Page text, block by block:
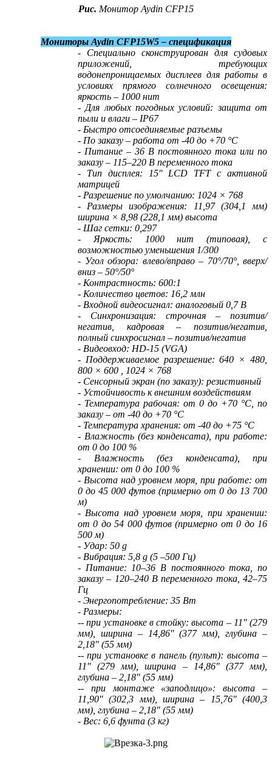
Рис. Монитор Aydin CFP15
Мониторы Aydin CFP15W5 – спецификация
- Специально сконструирован для судовых
приложений, требующих
водонепроницаемых дисплеев для работы в
условиях прямого солнечного освещения:
яркость – 1000 нит
- Для любых погодных условий: защита от
пыли и влаги – IP67
- Быстро отсоединяемые разъемы
- По заказу – работа от -40 до +70 °С
- Питание – 36 В постоянного тока или по
заказу – 115–220 В переменного тока
- Тип дисплея: 15″ LCD TFT с активной
матрицей
- Разрешение по умолчанию: 1024 × 768
- Размеры изображения: 11,97 (304,1 мм)
ширина × 8,98 (228,1 мм) высота
- Шаг сетки: 0,297
- Яркость: 1000 нит (типовая), с
возможностью уменьшения 1/300
- Угол обзора: влево/вправо – 70°/70°, вверх/
вниз – 50°/50°
- Контрастность: 600:1
- Количество цветов: 16,2 млн
- Входной видеосигнал: аналоговый 0,7 В
- Синхронизация: строчная – позитив/
негатив, кадровая – позитив/негатив,
полный синхросигнал – позитив/негатив
- Видеовход: HD-15 (VGA)
- Поддерживаемое разрешение: 640 × 480,
800 × 600 , 1024 × 768
- Сенсорный экран (по заказу): резистивный
- Устойчивость к внешним воздействиям
- Температура рабочая: от 0 до +70 °С, по
заказу – от -40 до +70 °С
- Температура хранения: от -40 до +75 °C
- Влажность (без конденсата), при работе:
от 0 до 100 %
- Влажность (без конденсата), при
хранении: от 0 до 100 %
- Высота над уровнем моря, при работе: от
0 до 45 000 футов (примерно от 0 до 13 700
м)
- Высота над уровнем моря, при хранении:
от 0 до 54 000 футов (примерно от 0 до 16
500 м)
- Удар: 50 g
- Вибрация: 5,8 g (5 –500 Гц)
- Питание: 10–36 В постоянного тока, по
заказу – 120–240 В переменного тока, 42–75
Гц
- Энергопотребление: 35 Вт
- Размеры:
-- при установке в стойку: высота – 11″ (279
мм), ширина – 14,86″ (377 мм), глубина –
2,18″ (55 мм)
-- при установке в панель (пульт): высота –
11″ (279 мм), ширина – 14,86″ (377 мм),
глубина – 2,18″ (55 мм)
-- при монтаже «заподлицо»: высота –
11,90″ (302,3 мм), ширина – 15,76″ (400,3
мм), глубина – 2,18″ (55 мм)
- Вес: 6,6 фунта (3 кг)